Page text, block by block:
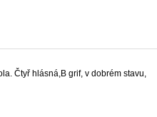
Čtyř hlásná,B grif, v dobrém stavu,